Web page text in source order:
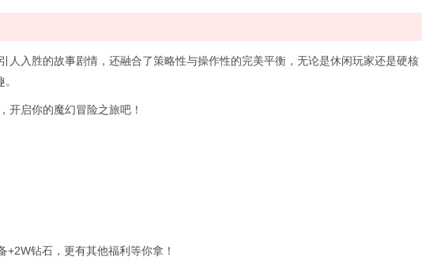
人入胜的故事剧情，还融合了策略性与操作性的完美平衡，无论是休闲玩家还是硬核
开启你的魔幻冒险之旅吧！
钻石，更有其他福利等你拿！